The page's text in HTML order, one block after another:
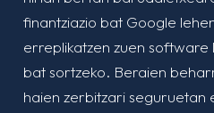
finantziazio bat Google
erreplikatzen zuen software
bat sortzeko. Beraien
haien zerbitzari seguruetan